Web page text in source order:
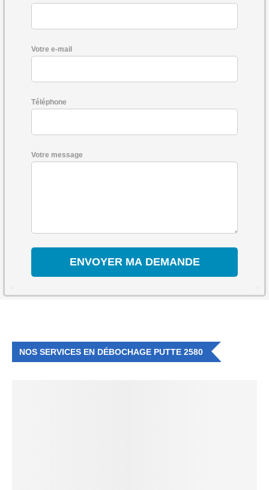
Votre e-mail
Téléphone
Votre message
NOS SERVICES EN DÉBOCHAGE PUTTE 2580